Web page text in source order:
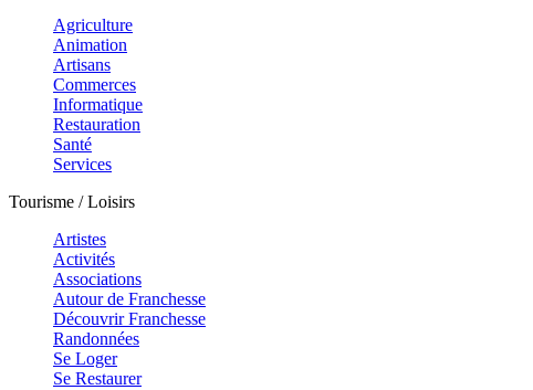
Agriculture
Animation
Artisans
Commerces
Informatique
Restauration
Santé
Services
Tourisme / Loisirs
Artistes
Activités
Associations
Autour de Franchesse
Découvrir Franchesse
Randonnées
Se Loger
Se Restaurer